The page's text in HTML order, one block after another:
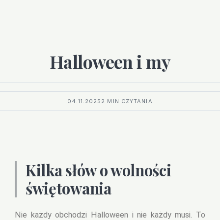
Halloween i my
04.11.2025 2 MIN CZYTANIA
Kilka słów o wolności
świętowania
Nie każdy obchodzi Halloween i nie każdy musi. To